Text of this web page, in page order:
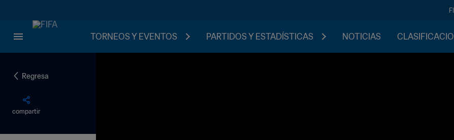
TORNEOS Y EVENTOS PARTIDOS Y ESTADÍSTICAS NOTICIAS
Regresa
compartir